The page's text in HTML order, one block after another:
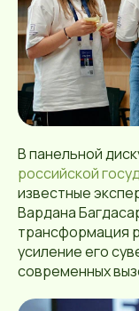
В панельной
российской
известные
Вардана
трансформация
усиление его
современных